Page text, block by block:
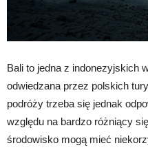
Bali to jedna z indonezyjskich
odwiedzana przez polskich
podróży trzeba się jednak
względu na bardzo różniący
środowisko mogą mieć